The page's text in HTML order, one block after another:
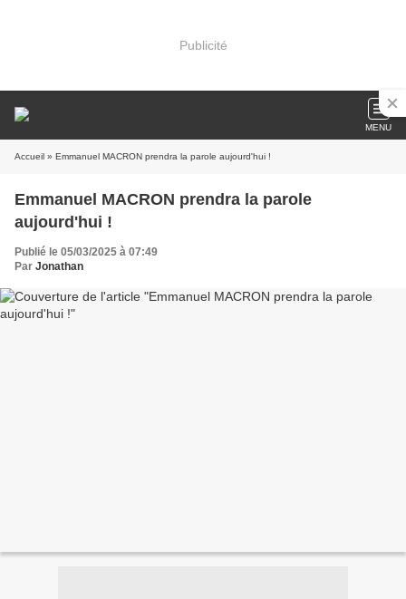
Publicité
MENU
Accueil » Emmanuel MACRON prendra la parole aujourd'hui !
Emmanuel MACRON prendra la parole
aujourd'hui !
Publié le 05/03/2025 à 07:49
Par Jonathan